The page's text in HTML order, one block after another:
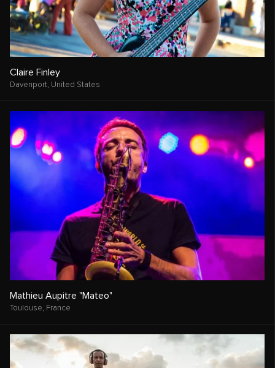
Claire Finley
Davenport, United States
Mathieu Aupitre "Mateo"
Toulouse, France